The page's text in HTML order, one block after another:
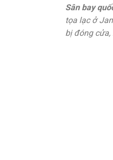
Sân bay
tọa lạc ở
bị đóng